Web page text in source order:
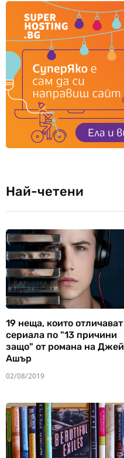
Най-четени
19 неща, които отличават
сериала по "13 причини
защо" от романа на Джей
Ашър
02/08/2019